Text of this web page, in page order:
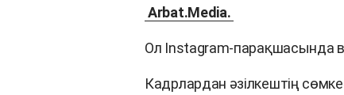
Arbat.Media.
Ол Instagram-парақшасында
Кадрлардан әзілкештің